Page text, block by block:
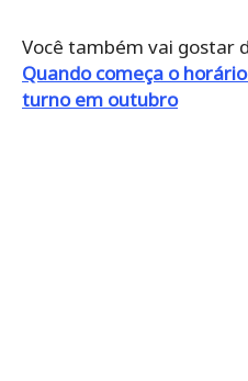
Você também vai gostar
Quando começa o
turno em outubro